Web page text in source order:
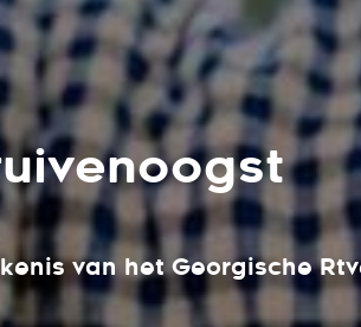
van het Georgische